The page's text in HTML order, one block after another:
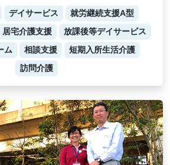
デイサービス
就労継続支援A型
居宅介護支援
放課後等デイサービス
ム
相談支援
短期入所生活介護
訪問介護